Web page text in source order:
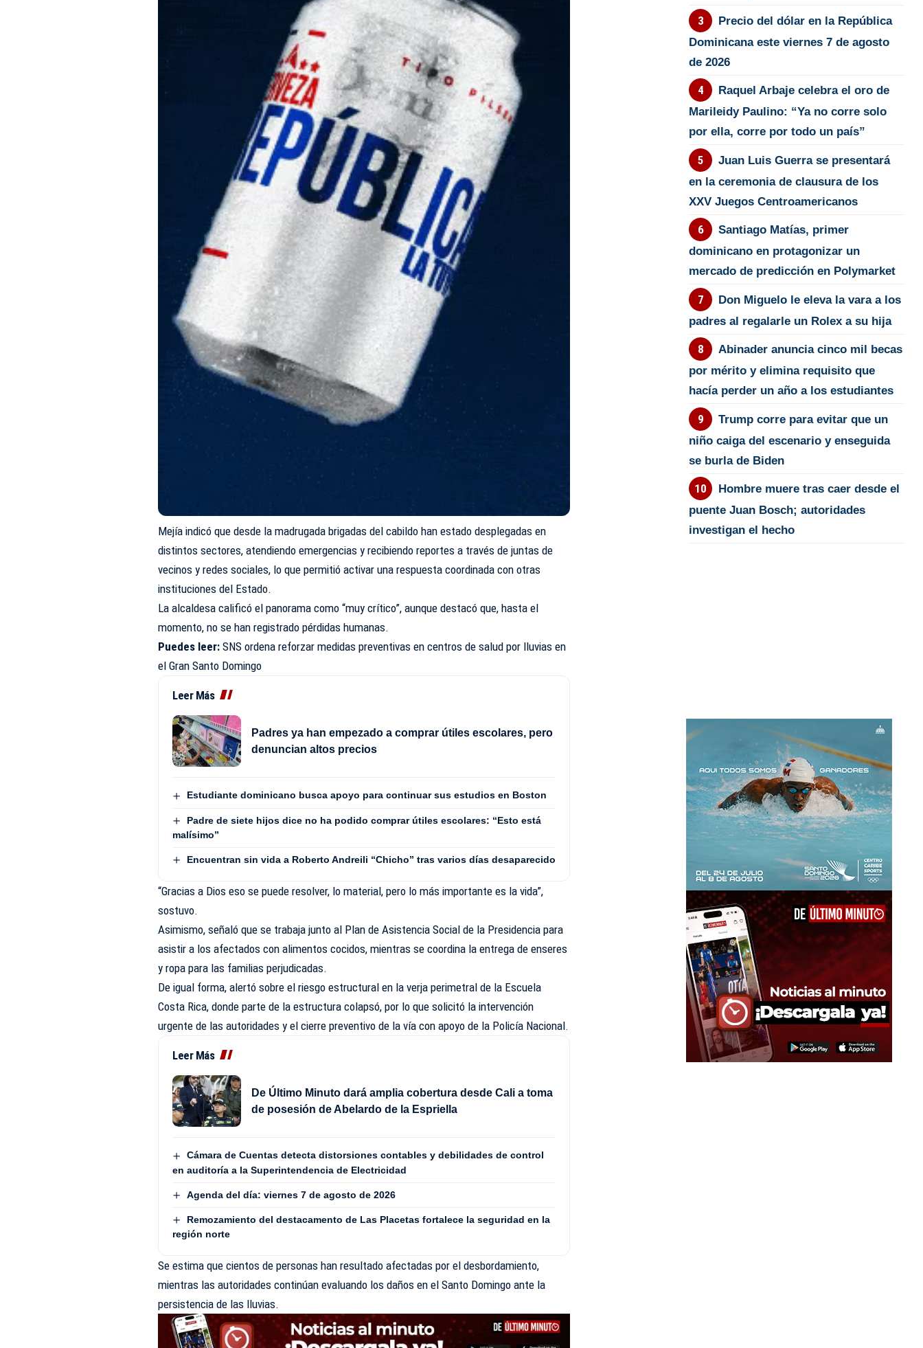
Mejía indicó que desde la madrugada brigadas del cabildo han estado desplegadas en
distintos sectores, atendiendo emergencias y recibiendo reportes a través de juntas de
vecinos y redes sociales, lo que permitió activar una respuesta coordinada con otras
instituciones del Estado.
La alcaldesa calificó el panorama como “muy crítico”, aunque destacó que, hasta el
momento, no se han registrado pérdidas humanas.
Puedes leer: SNS ordena reforzar medidas preventivas en centros de salud por lluvias en
el Gran Santo Domingo
Leer Más
Padres ya han empezado a comprar útiles escolares, pero
denuncian altos precios
Estudiante dominicano busca apoyo para continuar sus estudios en Boston
Padre de siete hijos dice no ha podido comprar útiles escolares: “Esto está
malísimo”
Encuentran sin vida a Roberto Andreili “Chicho” tras varios días desaparecido
“Gracias a Dios eso se puede resolver, lo material, pero lo más importante es la vida”,
sostuvo.
Asimismo, señaló que se trabaja junto al Plan de Asistencia Social de la Presidencia para
asistir a los afectados con alimentos cocidos, mientras se coordina la entrega de enseres
y ropa para las familias perjudicadas.
De igual forma, alertó sobre el riesgo estructural en la verja perimetral de la Escuela
Costa Rica, donde parte de la estructura colapsó, por lo que solicitó laintervención
urgente de las autoridades y el cierre preventivo de la vía con apoyo de la Policía Nacional.
Leer Más
De Último Minuto dará amplia cobertura desde Cali a toma
de posesión de Abelardo de la Espriella
Cámara de Cuentas detecta distorsiones contables y debilidades de control
en auditoría a la Superintendencia de Electricidad
Agenda del día: viernes 7 de agosto de 2026
Remozamiento del destacamento de Las Placetas fortalece la seguridad en la
región norte
Se estima que cientos de personas han resultado afectadas por el desbordamiento,
mientras las autoridades continúan evaluando los daños en el Santo Domingo ante la
persistencia de las lluvias.
Precio del dólar en la República
Dominicana este viernes 7 de agosto
de 2026
Raquel Arbaje celebra el oro de
Marileidy Paulino: “Ya no corre solo
por ella, corre por todo un país”
Juan Luis Guerra se presentará
en la ceremonia de clausura de los
XXV Juegos Centroamericanos
Santiago Matías, primer
dominicano en protagonizar un
mercado de predicción en Polymarket
Don Miguelo le eleva la vara a los
padres al regalarle un Rolex a su hija
Abinader anuncia cinco mil becas
por mérito y elimina requisito que
hacía perder un año a los estudiantes
Trump corre para evitar que un
niño caiga del escenario y enseguida
se burla de Biden
Hombre muere tras caer desde el
puente Juan Bosch; autoridades
investigan el hecho